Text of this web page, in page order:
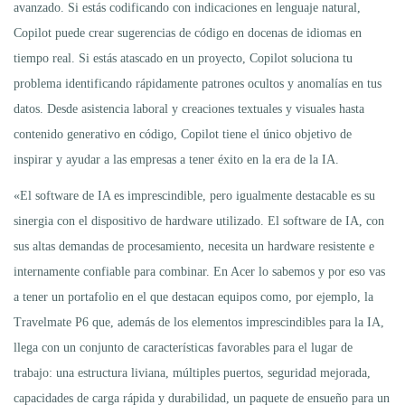
avanzado. Si estás codificando con indicaciones en lenguaje natural,
Copilot puede crear sugerencias de código en docenas de idiomas en
tiempo real. Si estás atascado en un proyecto, Copilot soluciona tu
problema identificando rápidamente patrones ocultos y anomalías en tus
datos. Desde asistencia laboral y creaciones textuales y visuales hasta
contenido generativo en código, Copilot tiene el único objetivo de
inspirar y ayudar a las empresas a tener éxito en la era de la IA.
«El software de IA es imprescindible, pero igualmente destacable es su
sinergia con el dispositivo de hardware utilizado. El software de IA, con
sus altas demandas de procesamiento, necesita un hardware resistente e
internamente confiable para combinar. En Acer lo sabemos y por eso vas
a tener un portafolio en el que destacan equipos como, por ejemplo, la
Travelmate P6 que, además de los elementos imprescindibles para la IA,
llega con un conjunto de características favorables para el lugar de
trabajo: una estructura liviana, múltiples puertos, seguridad mejorada,
capacidades de carga rápida y durabilidad, un paquete de ensueño para un